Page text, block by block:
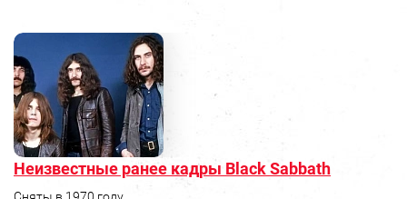
Неизвестные ранее кадры Black Sabbath